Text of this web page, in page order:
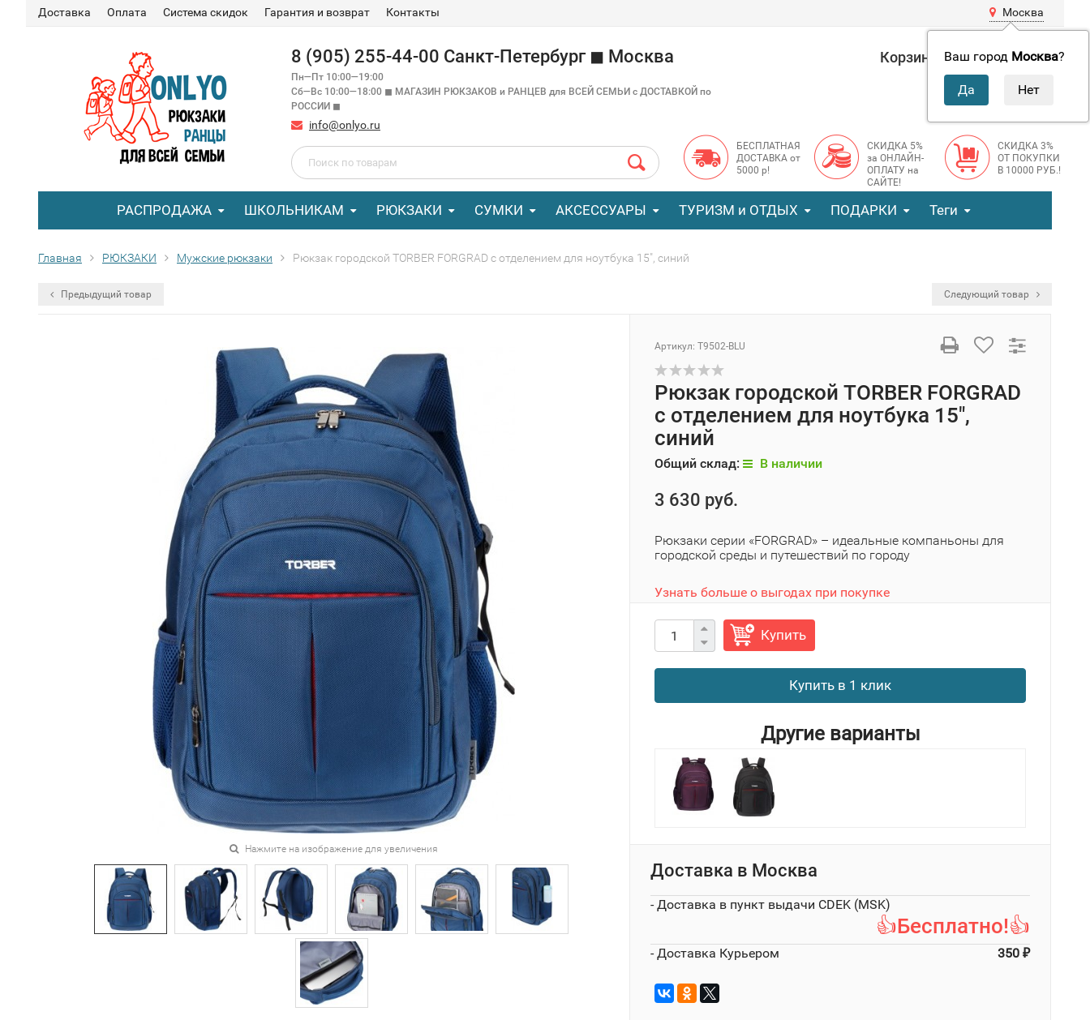
Доставка Оплата Система скидок Гарантия и возврат Контакты Москва
Ваш город Москва?
8 (905) 255-44-00 Санкт-Петербург ◼ Москва
Пн—Пт 10:00—19:00
Сб—Вс 10:00—18:00 ◼ МАГАЗИН РЮКЗАКОВ и РАНЦЕВ для ВСЕЙ СЕМЬИ с ДОСТАВКОЙ по
РОССИИ ◼
info@onlyo.ru
Корзина 0 0 руб.
БЕСПЛАТНАЯ
ДОСТАВКА от
5000 р!
СКИДКА 5%
за ОНЛАЙН-
ОПЛАТУ на
САЙТЕ!
СКИДКА 3%
ОТ ПОКУПКИ
В 10000 РУБ.!
РАСПРОДАЖА ШКОЛЬНИКАМ РЮКЗАКИ СУМКИ АКСЕССУАРЫ ТУРИЗМ и ОТДЫХ ПОДАРКИ Теги
Главная РЮКЗАКИ Мужские рюкзаки Рюкзак городской TORBER FORGRAD с отделением для ноутбука 15", синий
Предыдущий товар Следующий товар
Нажмите на изображение для увеличения
Артикул: T9502-BLU
Рюкзак городской TORBER FORGRAD
с отделением для ноутбука 15",
синий
Общий склад: В наличии
3 630 руб.
Рюкзаки серии «FORGRAD» – идеальные компаньоны для
городской среды и путешествий по городу
Узнать больше о выгодах при покупке
Купить
Купить в 1 клик
Другие варианты
Доставка в Москва
- Доставка в пункт выдачи CDEK (MSK)
👍Бесплатно!👍
- Доставка Курьером 350 ₽